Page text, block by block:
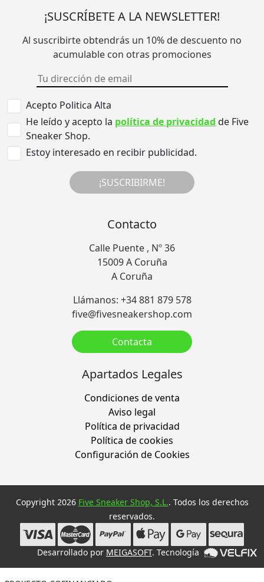
¡SUSCRÍBETE A LA NEWSLETTER!
Al suscribirte obtendrás un 10% de descuento no
acumulable con otras promociones
Acepto Politica Alta
He leído y acepto la política de privacidad de Five
Sneaker Shop.
Estoy interesado en recibir publicidad.
¡SUSCRIBIRME!
Contacto
Calle Puente , Nº 36
15009 A Coruña
A Coruña
Llámanos: +34 881 879 578
five@fivesneakershop.com
Contacta
Apartados Legales
Condiciones de venta
Aviso legal
Política de privacidad
Política de cookies
Configuración de Cookies
Copyright 2026 Five Sneaker Shop, S.L.. Todos los derechos
reservados.
Desarrollado por MEIGASOFT. Tecnología